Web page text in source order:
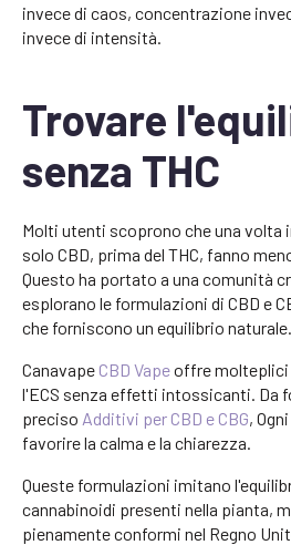
invece di caos, concentrazione
invece di intensità.
Trovare
senza THC
Molti utenti scoprono che una volta
solo CBD, prima del THC, fanno
Questo ha portato a una comunità
esplorano le formulazioni di CBD e
che forniscono un equilibrio naturale.
Canavape CBD Vapeoffre molteplici
l'ECS senza effetti intossicanti. Da
preciso Additivi per CBD e CBG,
favorire la calma e la chiarezza.
Queste formulazioni imitano
cannabinoidi presenti nella pianta,
pienamente conformi nel Regno